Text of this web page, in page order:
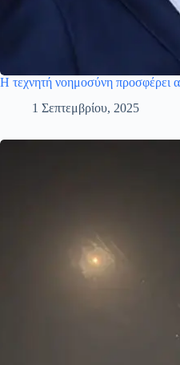
Η τεχνητή νοημοσύνη προσφέρει
1 Σεπτεμβρίου, 2025